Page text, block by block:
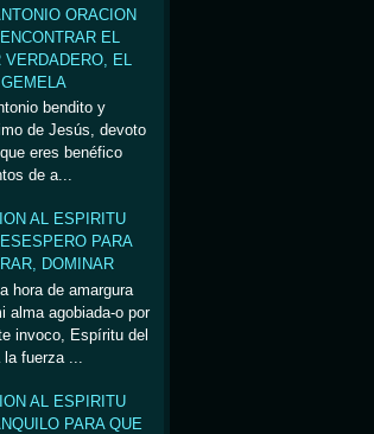
ORACION
EL
VERDADERO, EL
bendito y
de Jesús, devoto
eres benéfico
de a...
AL ESPIRITU
PARA
DOMINAR
hora de amargura
alma agobiada-o por
invoco, Espíritu del
fuerza ...
AL ESPIRITU
PARA QUE